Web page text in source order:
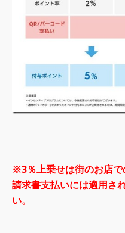
※3％上乗せは街のお店で
請求書支払いには適用さ
い。